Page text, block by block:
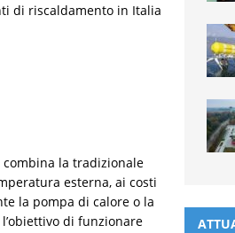
di riscaldamento in Italia
combina la tradizionale
esterna, ai costi
la pompa di calore o la
di funzionare